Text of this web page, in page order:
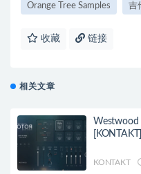
Orange Tree Samples 吉
收藏 链接
相关文章
Westwood
[KONTAKT]
KONTAKT